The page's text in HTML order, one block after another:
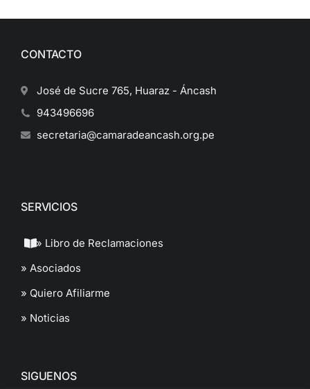
CONTACTO
José de Sucre 765, Huaraz - Áncash
943496696
secretaria@camaradeancash.org.pe
SERVICIOS
» Libro de Reclamaciones
» Asociados
» Quiero Afiliarme
» Noticias
SIGUENOS